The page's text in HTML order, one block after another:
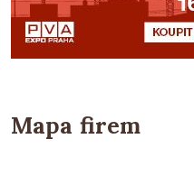
Mapa firem